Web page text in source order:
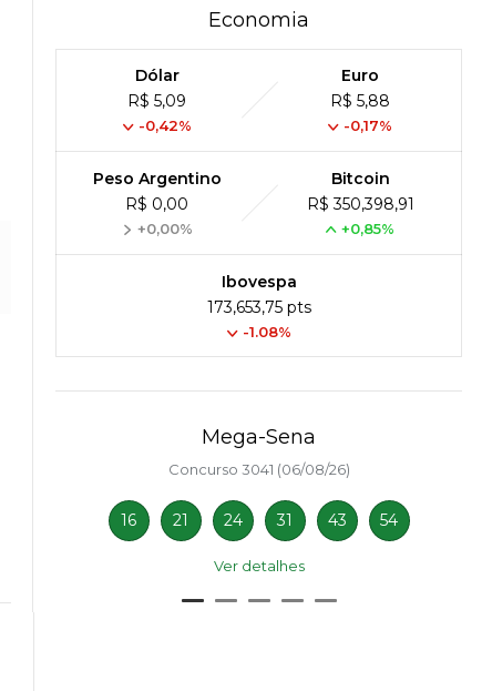
Economia
Dólar
R$ 5,09
-0,42%
Euro
R$ 5,88
-0,17%
Peso Argentino
R$ 0,00
+0,00%
Bitcoin
R$ 350,398,91
+0,85%
Ibovespa
173,653,75 pts
-1.08%
Mega-Sena
Concurso 3041 (06/08/26)
16 21 24 31 43 54
Ver detalhes